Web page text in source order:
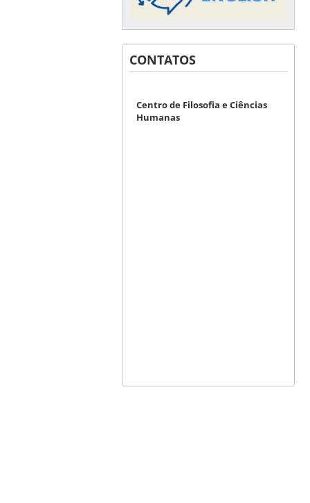
CONTATOS
Centro de Filosofia e Ciências
Humanas